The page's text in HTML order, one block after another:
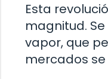
Esta
magnitud.
vapor, que
mercados